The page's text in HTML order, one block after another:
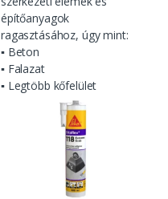
építőanyagok
ragasztásához, úgy mint:
▪ Beton
▪ Falazat
▪ Legtöbb kőfelület